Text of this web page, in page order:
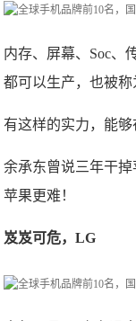
内存、屏幕、Soc、
都可以生产，也被称
有这样的实力，能够
余承东曾说三年干
苹果更难！
岌岌可危，LG